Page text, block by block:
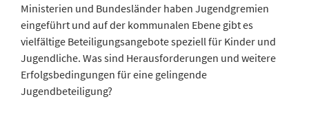
Ministerien und Bundesländer haben Jugendgremien
eingeführt und auf der kommunalen Ebene gibt es
vielfältige Beteiligungsangebote speziell für Kinder und
Jugendliche. Was sind Herausforderungen und weitere
Erfolgsbedingungen für eine gelingende
Jugendbeteiligung?